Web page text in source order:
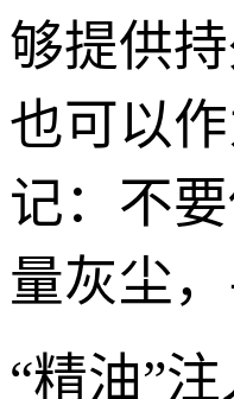
够提供
也可以
记：不
量灰尘
“精油”